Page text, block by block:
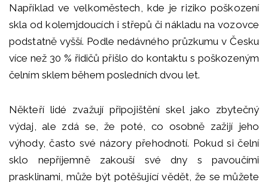
Například ve velkoměstech, kde je riziko poškození
skla od kolemjdoucích i střepů či nákladu na vozovce
podstatně vyšší. Podle nedávného průzkumu v Česku
více než 30 % řidičů přišlo do kontaktu s poškozeným
čelním sklem během posledních dvou let.
Někteří lidé zvažují připojištění skel jako zbytečný
výdaj, ale zdá se, že poté, co osobně zažijí jeho
výhody, často své názory přehodnotí. Pokud si čelní
sklo nepříjemně zakouší své dny s pavoučími
prasklinami, může být potěšující vědět, že se můžete